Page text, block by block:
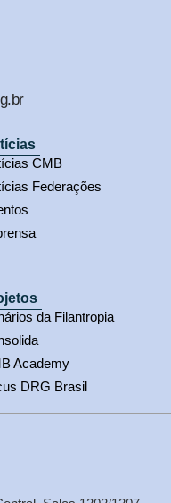
CMB
Federações
da Filantropia
Academy
DRG Brasil